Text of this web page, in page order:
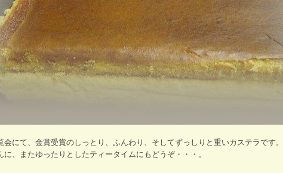
会にて、金賞受賞のしっとり、ふんわり、そしてずっしりと重いカステラです。
に、またゆったりとしたティータイムにもどうぞ・・・。